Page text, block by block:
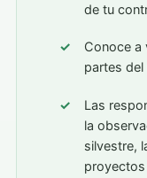
de tu
Conoce a
partes del
Las
la
silvestre,